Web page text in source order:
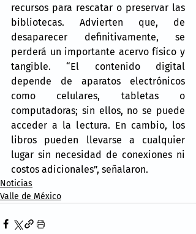
recursos para rescatar o preservar las
bibliotecas. Advierten que, de
desaparecer definitivamente, se
perderá un importante acervo físico y
tangible. “El contenido digital
depende de aparatos electrónicos
como celulares, tabletas o
computadoras; sin ellos, no se puede
acceder a la lectura. En cambio, los
libros pueden llevarse a cualquier
lugar sin necesidad de conexiones ni
costos adicionales”, señalaron.
Noticias
Valle de México